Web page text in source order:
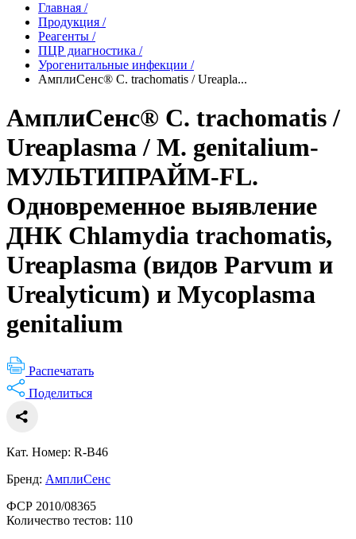
Главная /
Продукция /
Реагенты /
ПЦР диагностика /
Урогенитальные инфекции /
АмплиСенс® C. trachomatis / Ureapla...
АмплиСенс® C. trachomatis /
Ureaplasma / M. genitalium-
МУЛЬТИПРАЙМ-FL.
Одновременное выявление
ДНК Chlamydia trachomatis,
Ureaplasma (видов Parvum и
Urealyticum) и Mycoplasma
genitalium
Распечатать
Поделиться
Кат. Номер: R-B46
Бренд: АмплиСенс
ФСР 2010/08365
Количество тестов: 110